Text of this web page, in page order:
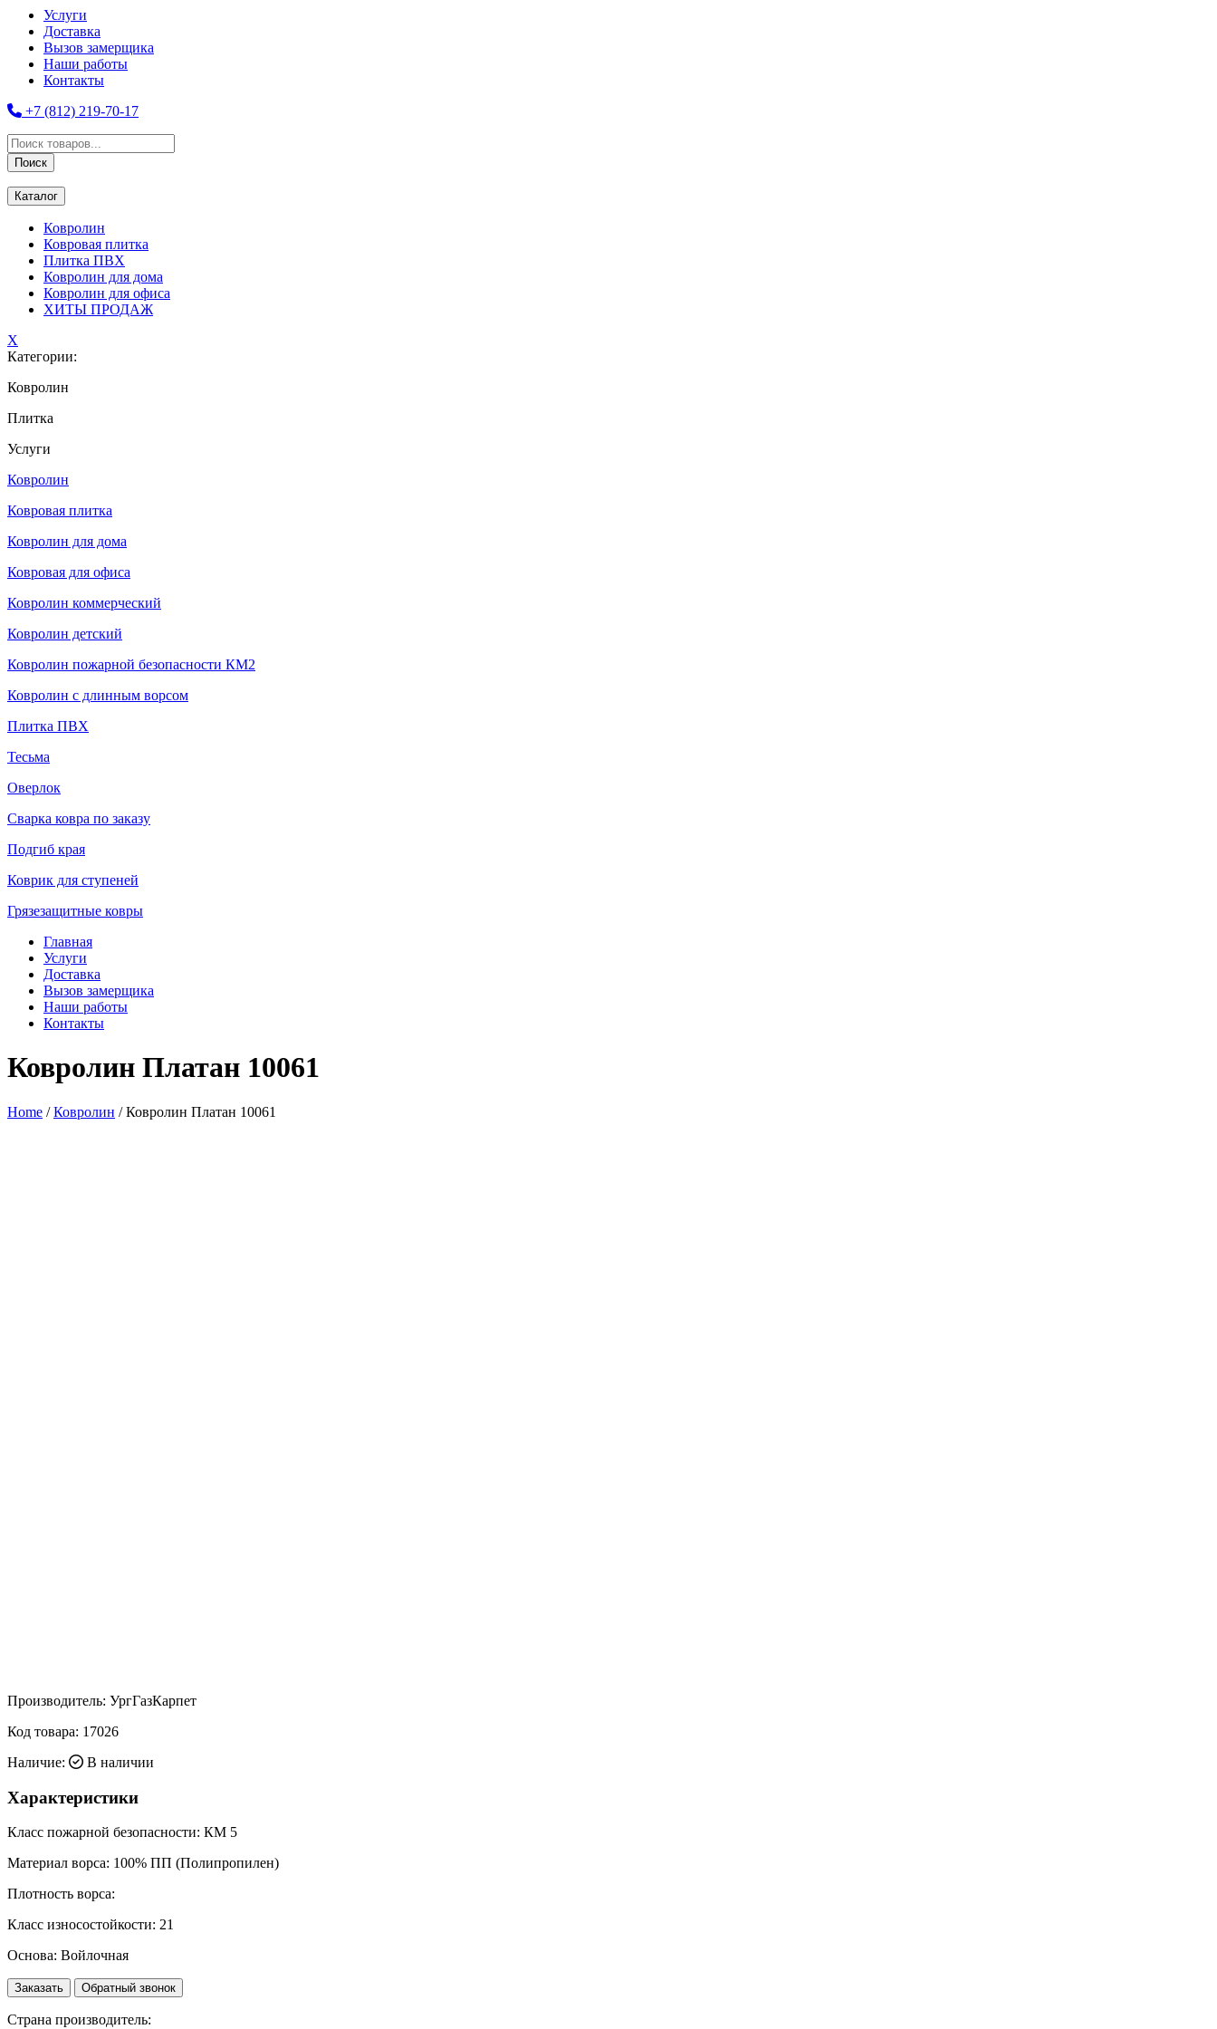
Услуги
Доставка
Вызов замерщика
Наши работы
Контакты
+7 (812) 219-70-17
Поиск
товаров
Поиск
Каталог
Ковролин
Ковровая плитка
Плитка ПВХ
Ковролин для дома
Ковролин для офиса
ХИТЫ ПРОДАЖ
X
Категории:
Ковролин
Плитка
Услуги
Ковролин
Ковровая плитка
Ковролин для дома
Ковровая для офиса
Ковролин коммерческий
Ковролин детский
Ковролин пожарной безопасности КМ2
Ковролин с длинным ворсом
Плитка ПВХ
Тесьма
Оверлок
Сварка ковра по заказу
Подгиб края
Коврик для ступеней
Грязезащитные ковры
Главная
Услуги
Доставка
Вызов замерщика
Наши работы
Контакты
Ковролин Платан 10061
Home /Ковролин / Ковролин Платан 10061
Производитель: УргГазКарпет
Код товара: 17026
Наличие:
В наличии
Характеристики
Класс пожарной безопасности: КМ 5
Материал ворса: 100% ПП (Полипропилен)
Плотность ворса:
Класс износостойкости: 21
Основа: Войлочная
Заказать Обратный звонок
Страна производитель: